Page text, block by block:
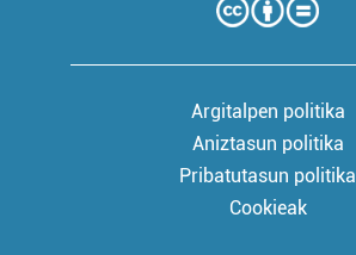
Argitalpen politika
Aniztasun politika
Pribatutasun politika
Cookieak